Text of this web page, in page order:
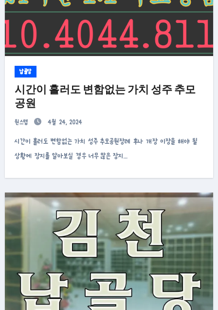
납골당
시간이 흘러도 변함없는 가치 성주 추모
공원
원스텝 4월 24, 2024
시간이 흘러도 변함없는 가치 성주 추모공원장례 후나 개장 이장을 해야 될
상황에 장지를 알아보실 경우 너무 많은 장지…